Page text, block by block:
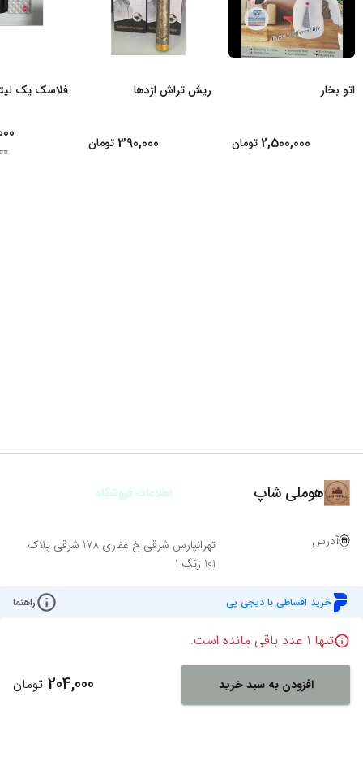
اتو بخار
2,500,000 تومان
ریش تراش اژدها
390,000 تومان
فلاسک یک
خرید اقساطی با دیجی پی راهنما
تنها 1 عدد باقی مانده است.
افزودن به سبد خرید 204,000 تومان
هوملی شاپ اطلاعات فروشگاه
آدرس
تهرانپارس شرقی خ غفاری 178 شرقی پلاک
101 زنگ 1